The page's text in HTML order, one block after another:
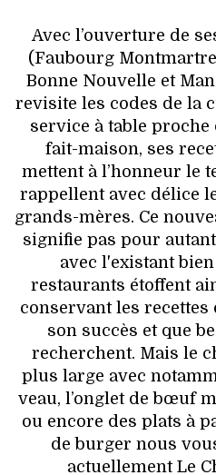
Avec l’ouverture de
(Faubourg
Bonne Nouvelle et
revisite les codes de la
service à table
fait-maison, ses
mettent à l’honneur le
rappellent avec délice
grands-mères. Ce
signifie pas pour
avec l'existant
restaurants étoffent
conservant les
son succès et que
recherchent. Mais le
plus large avec
veau, l’onglet de bœuf
ou encore des plats à
de burger nous
actuellement Le